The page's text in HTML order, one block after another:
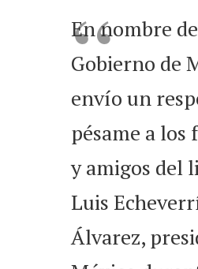
En nombre
Gobierno de
envío un
pésame a los
y amigos del
Luis
Álvarez,